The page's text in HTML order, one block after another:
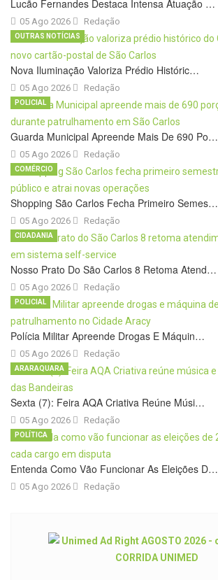
Lucão Fernandes Destaca Intensa Atuação …
05 Ago 2026 Redação
Nova Iluminação Valoriza Prédio Históric…
05 Ago 2026
OUTRAS NOTÍCIAS
Redação
Guarda Municipal Apreende Mais De 690 Po…
05 Ago 2026
POLICIAL
Redação
Shopping São Carlos Fecha Primeiro Semes…
05 Ago 2026
COMÉRCIO
Redação
Nosso Prato Do São Carlos 8 Retoma Atend…
05 Ago 2026
CIDADANIA
Redação
Polícia Militar Apreende Drogas E Máquin…
05 Ago 2026
POLICIAL
Redação
Sexta (7): Feira AQA Criativa Reúne Músi…
05 Ago 2026
ARARAQUARA
Redação
Entenda Como Vão Funcionar As Eleições D…
05 Ago 2026
POLÍTICA
Redação